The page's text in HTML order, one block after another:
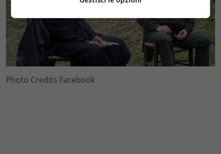
Photo Credits Facebook